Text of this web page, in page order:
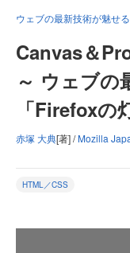
ウェブの最新技術が魅せ
Canvas＆
～ ウェブの
「Firefoxの
赤塚 大典[著] /Mozilla
HTML／CSS